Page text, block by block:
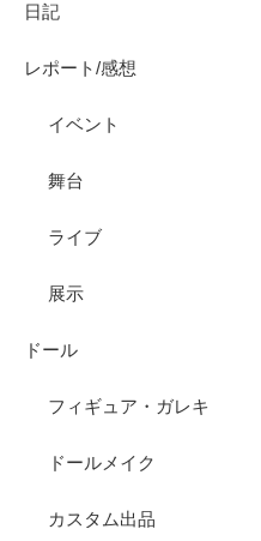
日記
レポート/感想
イベント
舞台
ライブ
展示
ドール
フィギュア・ガレキ
ドールメイク
カスタム出品